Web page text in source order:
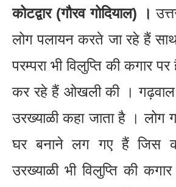
कोटद्वार (गौरव गोदियाल) ।
लोग पलायन करते जा रहे हैं
परम्परा भी विलुप्ति की कगार
कर रहे हैं ओखली की ।
उरख्याळी कहा जाता है । लोग
घर बनाने लग गए हैं जिस
उरख्याळी भी विलुप्ति की